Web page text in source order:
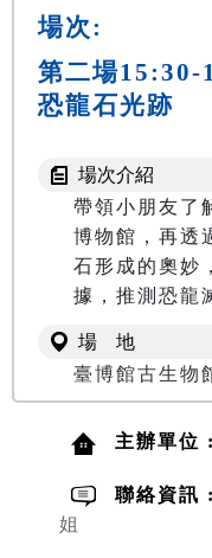
場次:
第二場
恐龍石光跡
場次介紹
帶領小朋友了
博物館，再透
石形成的奧妙
據，推測恐龍
場 地
臺博館古生物
主辦單位 :
聯絡資訊 :
姐